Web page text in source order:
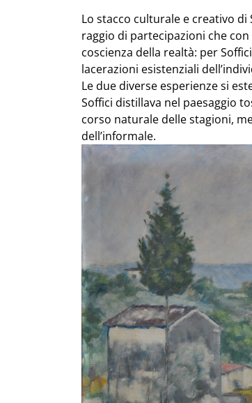
Lo stacco culturale e creativo di
raggio di partecipazioni che con
coscienza della realtà: per
lacerazioni esistenziali
Le due diverse esperienze si
Soffici distillava nel paesaggio
corso naturale delle stagioni,
dell’informale.